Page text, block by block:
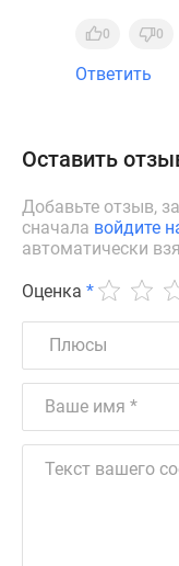
0 0
Ответить
Оставить
Добавьте отзыв,
сначала войдите
автоматически
Оценка *